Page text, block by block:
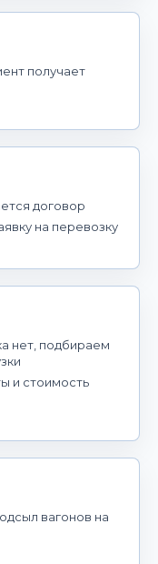
получает
договор
на перевозку
нет, подбираем
и стоимость
вагонов на